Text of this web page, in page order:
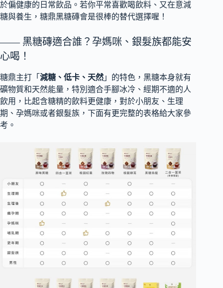
於偏健康的日常飲品。若你平常喜歡喝飲料、又在意減
糖與養生，糖鼎黑糖磚會是很棒的替代選擇喔！
—— 黑糖磚適合誰？孕媽咪、銀髮族都能安
心喝！
糖鼎主打「 減糖、低卡、天然 」的特色，黑糖本身就有
礦物質和天然能量，特別適合手腳冰冷、經期不適的人
飲用，比起含糖精的飲料更健康，對於小朋友、生理
期、孕媽咪或者銀髮族，下面有更完整的表格給大家參
考。